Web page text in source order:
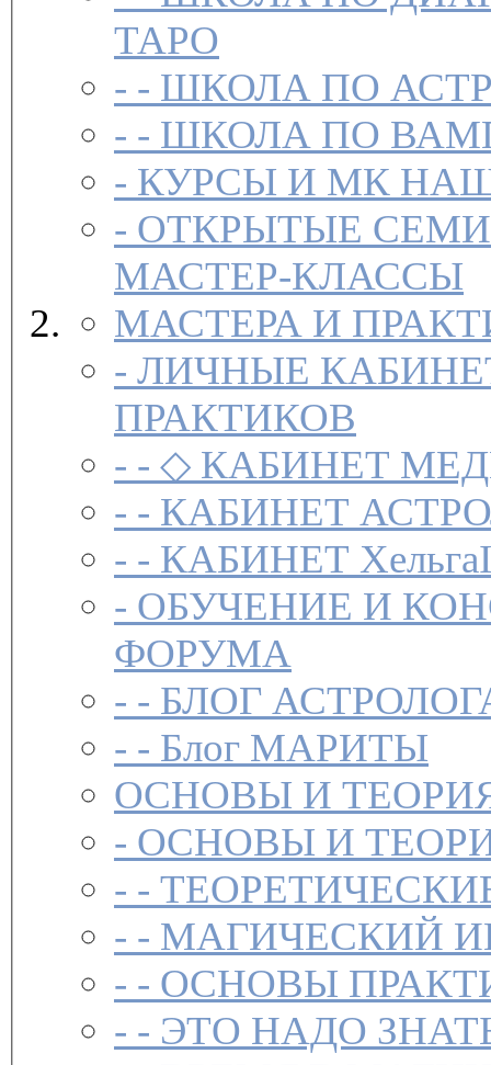
ТАРО
- - ШКОЛА ПО
- - ШКОЛА ПО
-
- ОТКРЫТЫЕ
МАСТЕР-КЛАССЫ
МАСТЕРА И
- ЛИЧНЫЕ
ПРАКТИКОВ
- - ◇ КАБИНЕТ
- - КАБИНЕТ
- - КАБИНЕТ ХельгаI
- ОБУЧЕНИЕ И
ФОРУМА
- - БЛОГ
- - Блог МАРИТЫ
ОСНОВЫ И
- ОСНОВЫ И
- -
- - МАГИЧЕСКИЙ
- - ОСНОВЫ
- - ЭТО НАДО